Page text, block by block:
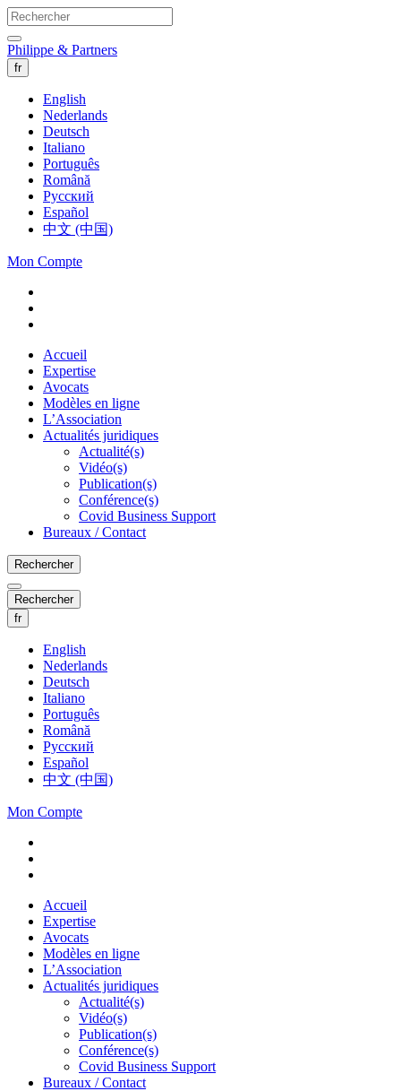
Philippe & Partners
fr
English
Nederlands
Deutsch
Italiano
Português
Română
Русский
Español
中文 (中国)
Mon Compte
Accueil
Expertise
Avocats
Modèles en ligne
L’Association
Actualités juridiques
Actualité(s)
Vidéo(s)
Publication(s)
Conférence(s)
Covid Business Support
Bureaux / Contact
Rechercher
Rechercher
fr
English
Nederlands
Deutsch
Italiano
Português
Română
Русский
Español
中文 (中国)
Mon Compte
Accueil
Expertise
Avocats
Modèles en ligne
L’Association
Actualités juridiques
Actualité(s)
Vidéo(s)
Publication(s)
Conférence(s)
Covid Business Support
Bureaux / Contact